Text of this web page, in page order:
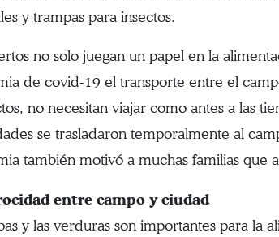
y trampas para insectos.
no solo juegan un papel en la
de covid-19 el transporte entre el
no necesitan viajar como antes a las
se trasladaron temporalmente al
también motivó a muchas familias que
entre campo y ciudad
y las verduras son importantes para la